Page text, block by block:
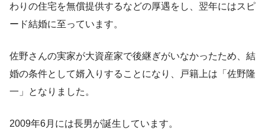
わりの住宅を無償提供するなどの厚遇をし、翌年にはスピ
ード結婚に至っています。
佐野さんの実家が大資産家で後継ぎがいなかったため、結
婚の条件として婿入りすることになり、戸籍上は「佐野隆
一」となりました。
2009年6月には長男が誕生しています。